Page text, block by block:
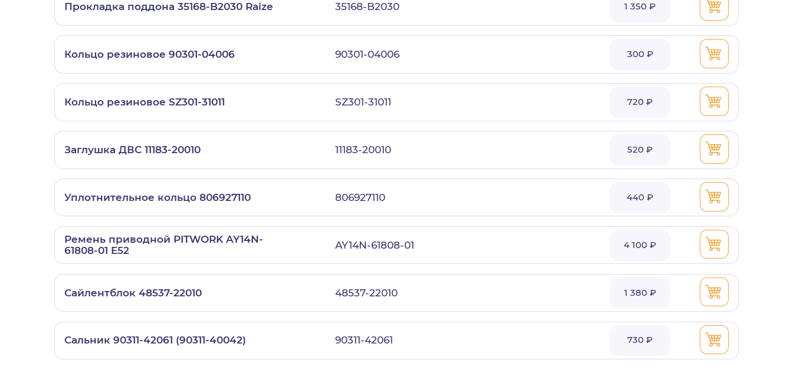
Прокладка поддона 35168-B2030 Raize 35168-B2030 1 350 ₽
Кольцо резиновое 90301-04006 90301-04006 300 ₽
Кольцо резиновое SZ301-31011 SZ301-31011 720 ₽
Заглушка ДВС 11183-20010 11183-20010 520 ₽
Уплотнительное кольцо 806927110 806927110 440 ₽
Ремень приводной PITWORK AY14N-
61808-01 E52
AY14N-61808-01 4 100 ₽
Сайлентблок 48537-22010 48537-22010 1 380 ₽
Сальник 90311-42061 (90311-40042) 90311-42061 730 ₽